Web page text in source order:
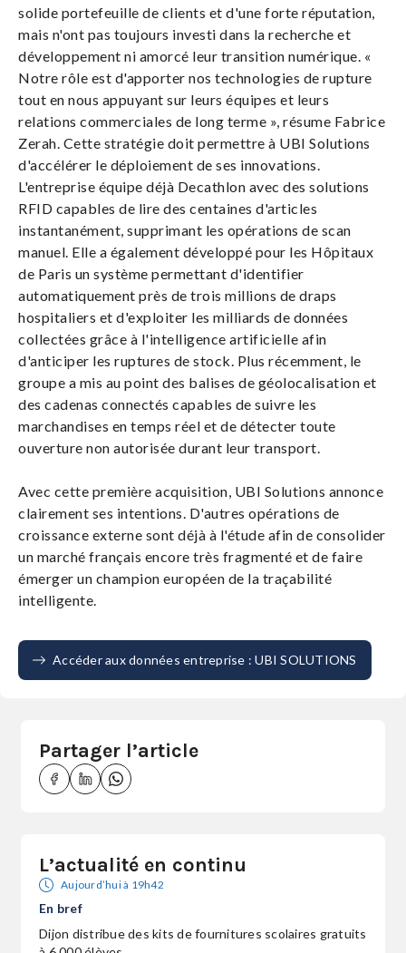
solide portefeuille de clients et d'une forte réputation,
mais n'ont pas toujours investi dans la recherche et
développement ni amorcé leur transition numérique. «
Notre rôle est d'apporter nos technologies de rupture
tout en nous appuyant sur leurs équipes et leurs
relations commerciales de long terme », résume Fabrice
Zerah. Cette stratégie doit permettre à UBI Solutions
d'accélérer le déploiement de ses innovations.
L'entreprise équipe déjà Decathlon avec des solutions
RFID capables de lire des centaines d'articles
instantanément, supprimant les opérations de scan
manuel. Elle a également développé pour les Hôpitaux
de Paris un système permettant d'identifier
automatiquement près de trois millions de draps
hospitaliers et d'exploiter les milliards de données
collectées grâce à l'intelligence artificielle afin
d'anticiper les ruptures de stock. Plus récemment, le
groupe a mis au point des balises de géolocalisation et
des cadenas connectés capables de suivre les
marchandises en temps réel et de détecter toute
ouverture non autorisée durant leur transport.
Avec cette première acquisition, UBI Solutions annonce
clairement ses intentions. D'autres opérations de
croissance externe sont déjà à l'étude afin de consolider
un marché français encore très fragmenté et de faire
émerger un champion européen de la traçabilité
intelligente.
Accéder aux données entreprise : UBI SOLUTIONS
Partager l’article
L’actualité en continu
Aujourd’hui à 19h42
En bref
Dijon distribue des kits de fournitures scolaires gratuits